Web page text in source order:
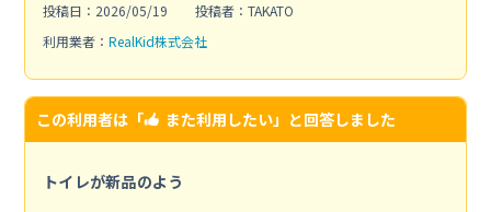
投稿日：2026/05/19
投稿者：TAKATO
利用業者： RealKid株式会社
この利用者は「 また利用したい」と回答しました
トイレが新品のよう